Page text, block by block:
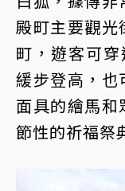
殿町主要觀光
町，遊客可
緩步登高，也
面具的繪馬和
節性的祈福祭